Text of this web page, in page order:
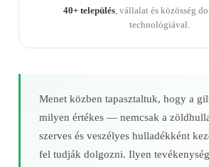
40+ település, vállalat és közösség
technológiával.
Menet közben tapasztaltuk, hogy a
milyen értékes — nemcsak a
szerves és veszélyes hulladékként
fel tudják dolgozni. Ilyen